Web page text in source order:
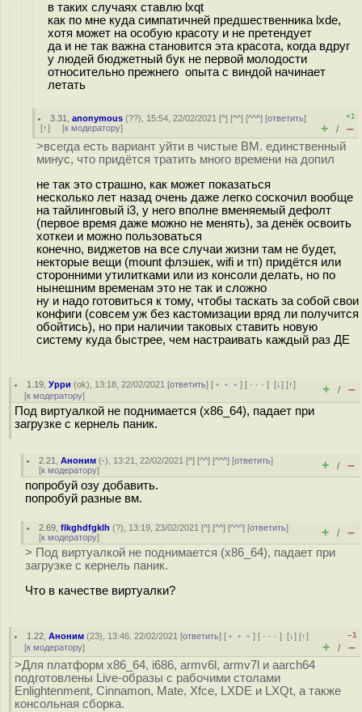
в таких случаях ставлю lxqt
как по мне куда симпатичней предшественника lxde,
хотя может на особую красоту и не претендует
да и не так важна становится эта красота, когда вдруг
у людей бюджетный бук не первой молодости
относительно прежнего опыта с виндой начинает
летать
3.31 ,anonymous (??), 15:54, 22/02/2021 [^] [^^] [^^^] [ответить]
[↑] [к модератору]
+1
+ / –
>всегда есть вариант уйти в чистые ВМ. единственный
минус, что придётся тратить много времени на допил
не так это страшно, как может показаться
несколько лет назад очень даже легко соскочил вообще
на тайлинговый i3, у него вполне вменяемый дефолт
(первое время даже можно не менять), за денёк освоить
хоткеи и можно пользоваться
конечно, виджетов на все случаи жизни там не будет,
некторые вещи (mount флэшек, wifi и тп) придётся или
сторонними утилитками или из консоли делать, но по
нынешним временам это не так и сложно
ну и надо готовиться к тому, чтобы таскать за собой свои
конфиги (совсем уж без кастомизации вряд ли получится
обойтись), но при наличии таковых ставить новую
систему куда быстрее, чем настраивать каждый раз ДЕ
1.19 ,Урри (ok), 13:18, 22/02/2021 [ответить] [ ﹢﹢﹢] [ · · ·][↓] [↑]
[к модератору] + / –
Под виртуалкой не поднимается (x86_64), падает при
загрузке с кернель паник.
2.21 ,Аноним (-), 13:21, 22/02/2021 [^] [^^] [^^^] [ответить]
[к модератору] + / –
попробуй озу добавить.
попробуй разные вм.
2.69 ,flkghdfgklh (?), 13:19, 23/02/2021 [^] [^^] [^^^] [ответить]
[к модератору] + / –
> Под виртуалкой не поднимается (x86_64), падает при
загрузке с кернель паник.
Что в качестве виртуалки?
1.22 ,Аноним (23), 13:46, 22/02/2021 [ответить] [ ﹢﹢﹢] [ · · ·][↓] [↑]
[к модератору]
–1
+ / –
>Для платформ x86_64, i686, armv6l, armv7l и aarch64
подготовлены Live-образы с рабочими столами
Enlightenment, Cinnamon, Mate, Xfce, LXDE и LXQt, а также
консольная сборка.